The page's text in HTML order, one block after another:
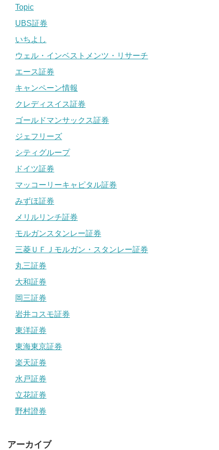
Topic
UBS証券
いちよし
ウェル・インベストメンツ・リサーチ
エース証券
キャンペーン情報
クレディスイス証券
ゴールドマンサックス証券
ジェフリーズ
シティグループ
ドイツ証券
マッコーリーキャピタル証券
みずほ証券
メリルリンチ証券
モルガンスタンレー証券
三菱ＵＦＪモルガン・スタンレー証券
丸三証券
大和証券
岡三証券
岩井コスモ証券
東洋証券
東海東京証券
楽天証券
水戸証券
立花証券
野村證券
アーカイブ